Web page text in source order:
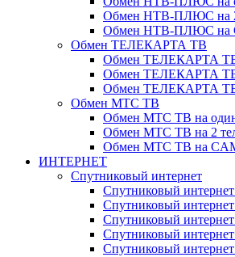
Обмен НТВ-ПЛЮС на 2
Обмен НТВ-ПЛЮС на
Обмен ТЕЛЕКАРТА ТВ
Обмен ТЕЛЕКАРТА ТВ
Обмен ТЕЛЕКАРТА ТВ
Обмен ТЕЛЕКАРТА
Обмен МТС ТВ
Обмен МТС ТВ на один
Обмен МТС ТВ на 2
Обмен МТС ТВ на
ИНТЕРНЕТ
Спутниковый интернет
Спутниковый
Спутниковый
Спутниковый
Спутниковый
Спутниковый